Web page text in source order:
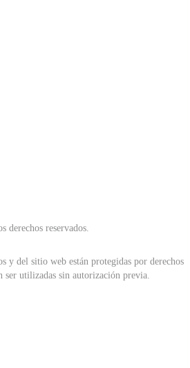
derechos reservados.
y del sitio web están protegidas por derechos
ser utilizadas sin autorización previa.